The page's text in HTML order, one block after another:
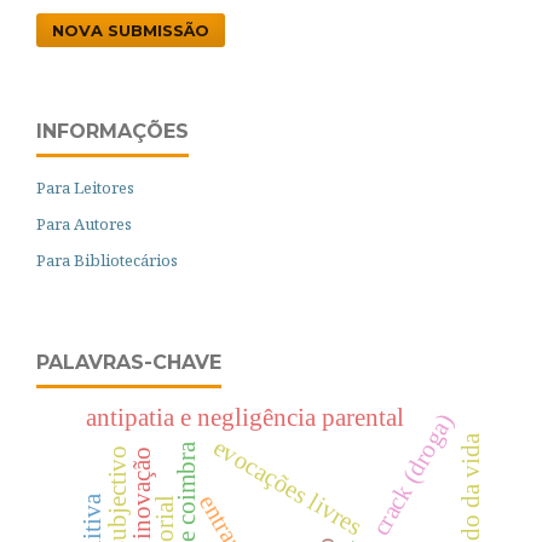
NOVA SUBMISSÃO
INFORMAÇÕES
Para Leitores
Para Autores
Para Bibliotecários
PALAVRAS-CHAVE
evocações livres crack (droga)
antipatia e negligência parental
sentido da vida